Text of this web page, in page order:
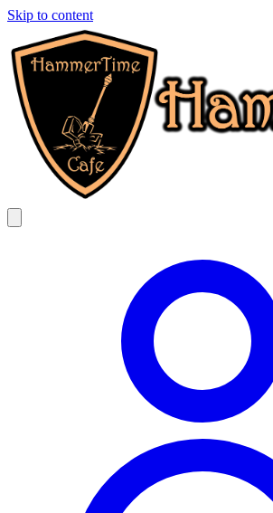
Skip to content